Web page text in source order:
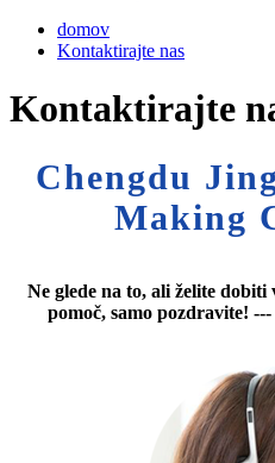
domov
Kontaktirajte nas
Kontaktirajte
Chengdu
Making
Ne glede na to, ali želite
pomoč, samo pozdravite!